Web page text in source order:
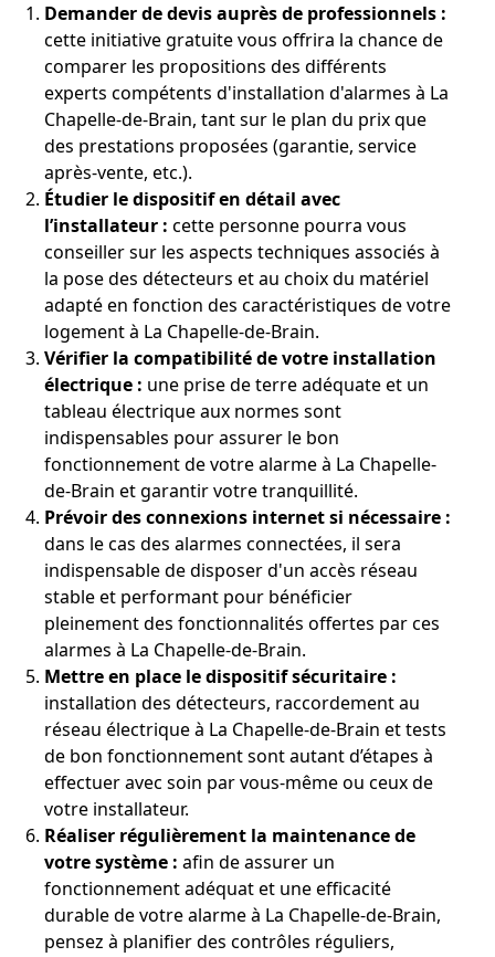
Demander de devis auprès de professionnels :
cette initiative gratuite vous offrira la chance de
comparer les propositions des différents
experts compétents d'installation d'alarmes à La
Chapelle-de-Brain, tant sur le plan du prix que
des prestations proposées (garantie, service
après-vente, etc.).
Étudier le dispositif en détail avec
l’installateur : cette personne pourra vous
conseiller sur les aspects techniques associés à
la pose des détecteurs et au choix du matériel
adapté en fonction des caractéristiques de votre
logement à La Chapelle-de-Brain.
Vérifier la compatibilité de votre installation
électrique : une prise de terre adéquate et un
tableau électrique aux normes sont
indispensables pour assurer le bon
fonctionnement de votre alarme à La Chapelle-
de-Brain et garantir votre tranquillité.
Prévoir des connexions internet si nécessaire :
dans le cas des alarmes connectées, il sera
indispensable de disposer d'un accès réseau
stable et performant pour bénéficier
pleinement des fonctionnalités offertes par ces
alarmes à La Chapelle-de-Brain.
Mettre en place le dispositif sécuritaire :
installation des détecteurs, raccordement au
réseau électrique à La Chapelle-de-Brain et tests
de bon fonctionnement sont autant d’étapes à
effectuer avec soin par vous-même ou ceux de
votre installateur.
Réaliser régulièrement la maintenance de
votre système : afin de assurer un
fonctionnement adéquat et une efficacité
durable de votre alarme à La Chapelle-de-Brain,
pensez à planifier des contrôles réguliers,